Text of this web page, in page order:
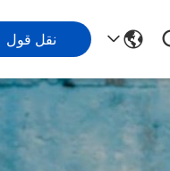
نقل قول